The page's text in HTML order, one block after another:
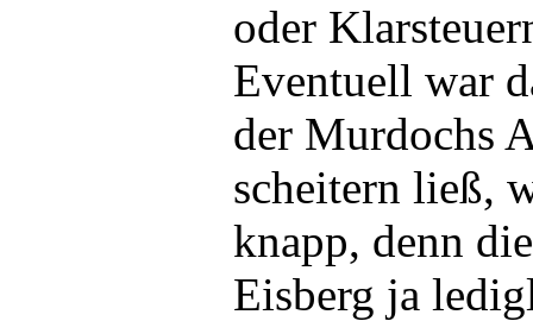
oder
Eventuell war
der Murdochs
scheitern ließ,
knapp, denn
Eisberg ja